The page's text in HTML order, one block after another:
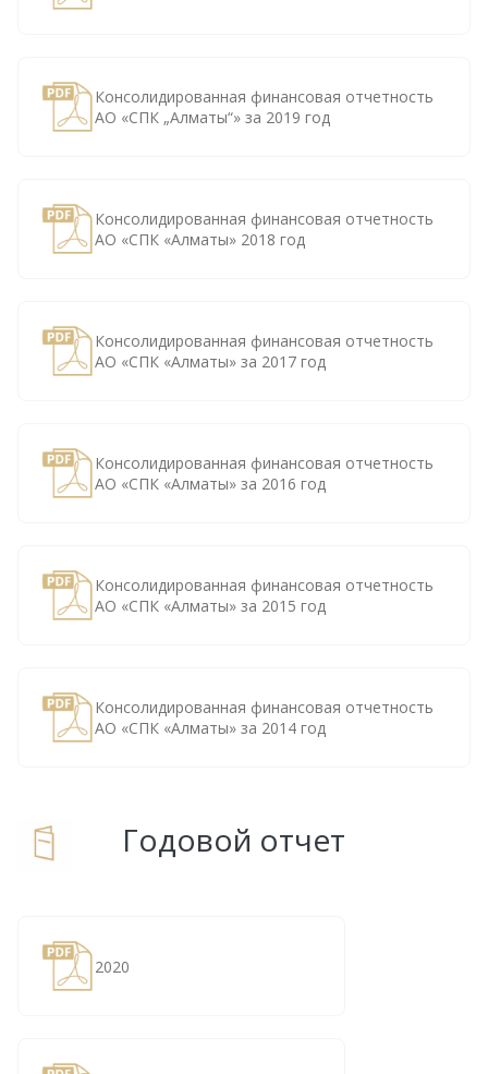
Консолидированная финансовая отчетность
АО «СПК „Алматы“» за 2019 год
Консолидированная финансовая отчетность
АО «СПК «Алматы» 2018 год
Консолидированная финансовая отчетность
АО «СПК «Алматы» за 2017 год
Консолидированная финансовая отчетность
АО «СПК «Алматы» за 2016 год
Консолидированная финансовая отчетность
АО «СПК «Алматы» за 2015 год
Консолидированная финансовая отчетность
АО «СПК «Алматы» за 2014 год
Годовой отчет
2020